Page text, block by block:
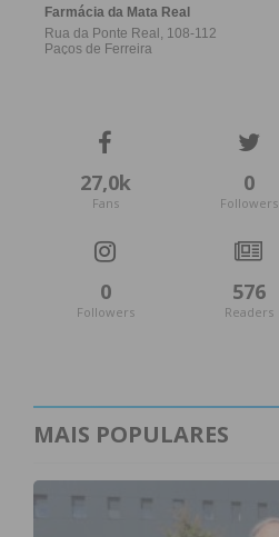
27,0k
Fans
0
Followers
0
Followers
576
Readers
MAIS POPULARES